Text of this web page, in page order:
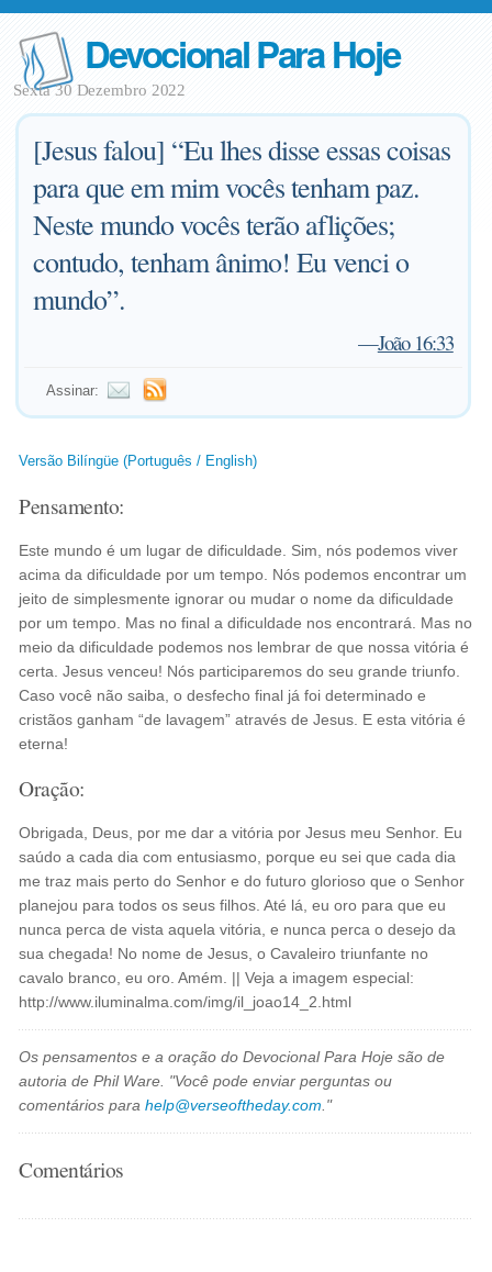
Devocional Para Hoje
Sexta 30 Dezembro 2022
[Jesus falou] “Eu lhes disse essas coisas
para que em mim vocês tenham paz.
Neste mundo vocês terão aflições;
contudo, tenham ânimo! Eu venci o
mundo”.
—João 16:33
Assinar:
Versão Bilíngüe (Português / English)
Pensamento:
Este mundo é um lugar de dificuldade. Sim, nós podemos viver
acima da dificuldade por um tempo. Nós podemos encontrar um
jeito de simplesmente ignorar ou mudar o nome da dificuldade
por um tempo. Mas no final a dificuldade nos encontrará. Mas no
meio da dificuldade podemos nos lembrar de que nossa vitória é
certa. Jesus venceu! Nós participaremos do seu grande triunfo.
Caso você não saiba, o desfecho final já foi determinado e
cristãos ganham “de lavagem” através de Jesus. E esta vitória é
eterna!
Oração:
Obrigada, Deus, por me dar a vitória por Jesus meu Senhor. Eu
saúdo a cada dia com entusiasmo, porque eu sei que cada dia
me traz mais perto do Senhor e do futuro glorioso que o Senhor
planejou para todos os seus filhos. Até lá, eu oro para que eu
nunca perca de vista aquela vitória, e nunca perca o desejo da
sua chegada! No nome de Jesus, o Cavaleiro triunfante no
cavalo branco, eu oro. Amém. || Veja a imagem especial:
http://www.iluminalma.com/img/il_joao14_2.html
Os pensamentos e a oração do Devocional Para Hoje são de
autoria de Phil Ware. "Você pode enviar perguntas ou
comentários parahelp@verseoftheday.com ."
Comentários